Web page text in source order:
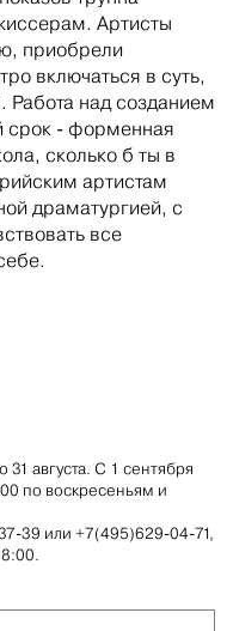
Артисты
приобрели
включаться в суть,
Работа над созданием
срок - форменная
сколько б ты в
артистам
драматургией, с
все
31 августа. С 1 сентября
по воскресеньям и
39 или +7(495)629-04-71,